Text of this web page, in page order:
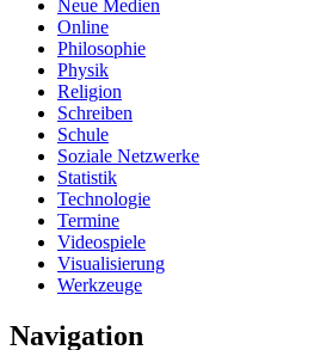
Neue Medien
Online
Philosophie
Physik
Religion
Schreiben
Schule
Soziale Netzwerke
Statistik
Technologie
Termine
Videospiele
Visualisierung
Werkzeuge
Navigation